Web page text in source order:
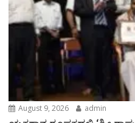
August 9, 2026 admin